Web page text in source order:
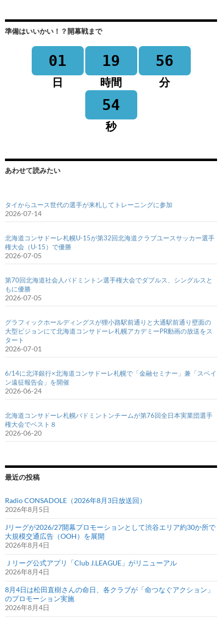
準備はいいかい！？開幕戦まで
01
日
19
時間
56
分
53
秒
あわせて読みたい
タイからユース世代の選手が来札してトレーニングに参加
2026-07-14
北海道コンサドーレ札幌U-15が第32回北海道クラブユースサッカー選手
権大会（U-15）で優勝
2026-07-05
第70回北海道社会人バドミントン選手権大会でダブルス、シングルスと
もに優勝
2026-07-05
グラフィックホールディングスが狸小路駅前通りと大通駅前通り壁面の
大型ビジョンにて北海道コンサドーレ札幌アカデミーPR動画の放送をス
タート
2026-07-01
6/14に北洋銀行×北海道コンサドーレ札幌で「金融セミナー」兼「スペイ
ン遠征報告会」を開催
2026-06-24
北海道コンサドーレ札幌バドミントンチームが第76回全日本実業団選手
権大会でベスト８
2026-06-20
最近の投稿
Radio CONSADOLE（2026年8月3日放送回）
2026年8月5日
Jリーグが2026/27開幕プロモーションとして渋谷エリア約30か所で
大規模交通広告（OOH）を展開
2026年8月4日
Ｊリーグ公式アプリ「Club J.LEAGUE」がリニューアル
2026年8月4日
8月4日は松田直樹さんの命日、各クラブが「命つなぐアクション」
のプロモーション実施
2026年8月4日